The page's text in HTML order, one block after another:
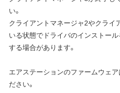
い。
クライアントマネージャ2やクライ
いる状態でドライバのインストー
する場合があります。
エアステーションのファームウェ
ださい。